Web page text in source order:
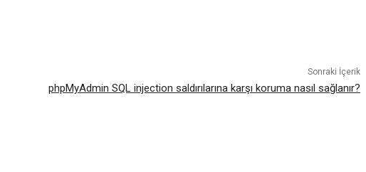
Sonraki İçerik
phpMyAdmin SQL injection saldırılarına karşı koruma nasıl sağlanır?